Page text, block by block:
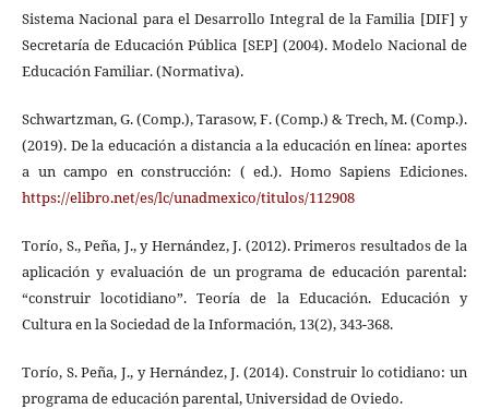
Sistema Nacional para el Desarrollo Integral de la Familia [DIF] y
Secretaría de Educación Pública [SEP] (2004). Modelo Nacional de
Educación Familiar. (Normativa).
Schwartzman, G. (Comp.), Tarasow, F. (Comp.) & Trech, M. (Comp.).
(2019). De la educación a distancia a la educación en línea: aportes
a un campo en construcción: ( ed.). Homo Sapiens Ediciones.
https://elibro.net/es/lc/unadmexico/titulos/112908
Torío, S., Peña, J., y Hernández, J. (2012). Primeros resultados de la
aplicación y evaluación de un programa de educación parental:
“construir locotidiano”. Teoría de la Educación. Educación y
Cultura en la Sociedad de la Información, 13(2), 343-368.
Torío, S. Peña, J., y Hernández, J. (2014). Construir lo cotidiano: un
programa de educación parental, Universidad de Oviedo.